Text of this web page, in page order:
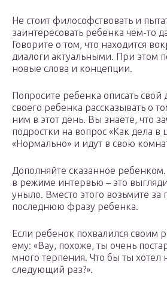
Не стоит философствовать и
заинтересовать ребенка чем-то
Говорите о том, что находится
диалоги актуальными. При этом
новые слова и концепции.
Попросите ребенка описать
своего ребенка рассказывать о
ним в этот день. Вы знаете, что
подростки на вопрос «Как дела в
«Нормально» и идут в свою
Дополняйте сказанное ребенком.
в режиме интервью – это
уныло. Вместо этого возьмите за
последнюю фразу ребенка.
Если ребенок похвалился своим
ему: «Вау, похоже, ты очень
много терпения. Что бы ты хотел
следующий раз?».